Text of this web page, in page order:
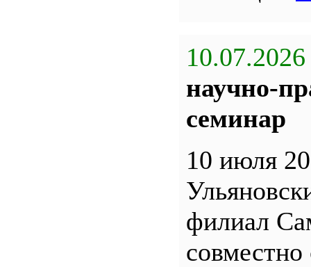
10.07.2026
научно-
семинар
10 июля
филиал